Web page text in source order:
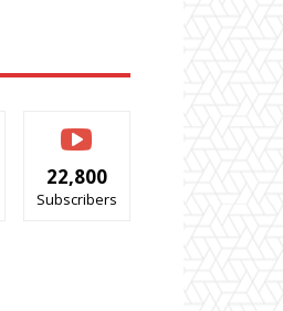
22,800
Subscribers